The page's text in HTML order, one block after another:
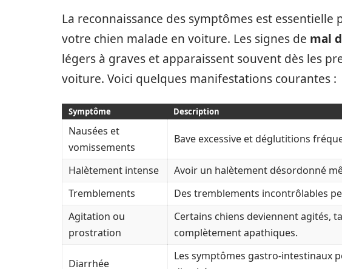
La reconnaissance des symptômes est
votre chien malade en voiture. Les signes de mal
légers à graves et apparaissent souvent dès les
voiture. Voici quelques manifestations courantes :
Symptôme Description
Nausées et
vomissements
Bave excessive et déglutitions
Halètement intense
Avoir un halètement désordonné
Tremblements
Des tremblements incontrôlables
Agitation ou
prostration
Certains chiens deviennent agités,
complètement apathiques.
Diarrhée
Les symptômes gastro-intestinaux